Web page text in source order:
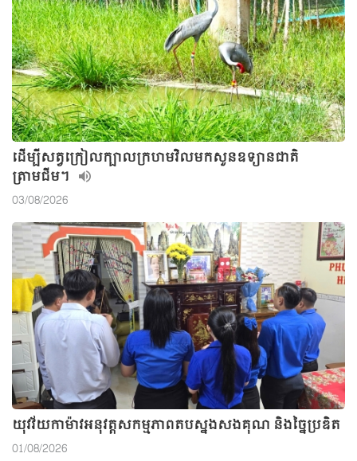
ដើម្បីសត្វក្រៀលក្បាលក្រហមវិលមកសួនឧទ្យានជាតិ
ត្រាមជីម។
03/08/2026
យុវវ័យកាម៉ាវអនុវត្តសកម្មភាពតបស្នងសងគុណ និងច្នៃប្រឌិត
01/08/2026